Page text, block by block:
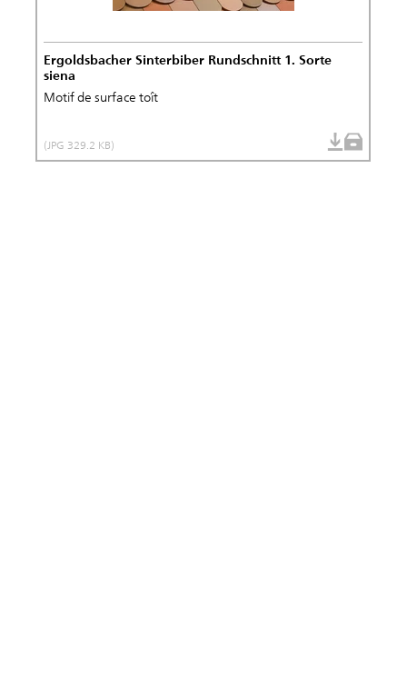
Ergoldsbacher Sinterbiber Rundschnitt 1. Sorte
siena
Motif de surface toît
(JPG 329.2 KB)